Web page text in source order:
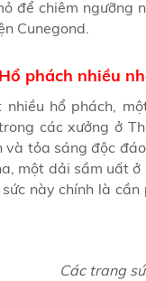
để chiêm ngưỡng
Cunegond.
phách nhiều
nhiều hổ phách,
các xưởng ở
và tỏa sáng độc
một dải sầm uất
này chính là
Các trang